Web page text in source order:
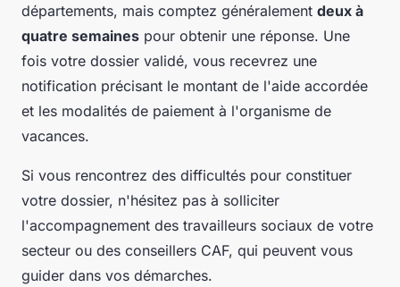
départements, mais comptez généralement deux à
quatre semaines pour obtenir une réponse. Une
fois votre dossier validé, vous recevrez une
notification précisant le montant de l'aide accordée
et les modalités de paiement à l'organisme de
vacances.
Si vous rencontrez des difficultés pour constituer
votre dossier, n'hésitez pas à solliciter
l'accompagnement des travailleurs sociaux de votre
secteur ou des conseillers CAF, qui peuvent vous
guider dans vos démarches.